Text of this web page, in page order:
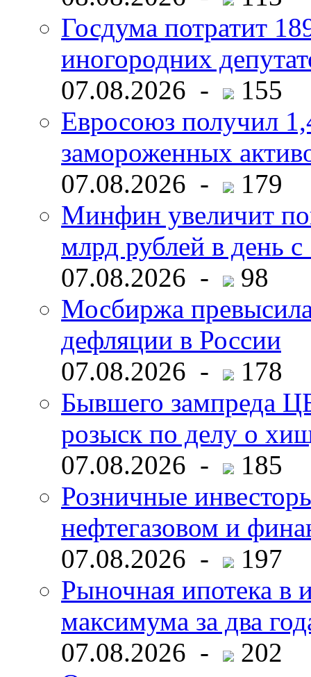
Госдума потратит
иногородних
07.08.2026 -
155
Евросоюз получил
замороженных
07.08.2026 -
179
Минфин увеличит
млрд рублей в день с
07.08.2026 -
98
Мосбиржа
дефляции в России
07.08.2026 -
178
Бывшего зампреда
розыск по делу о
07.08.2026 -
185
Розничные
нефтегазовом и
07.08.2026 -
197
Рыночная ипотека в
максимума за два
07.08.2026 -
202